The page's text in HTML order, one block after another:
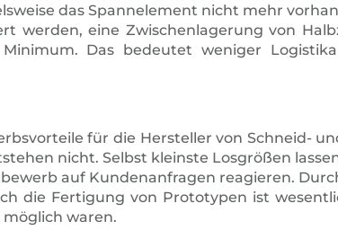
das Spann­element nicht mehr
werden, eine Zwischenlagerung von
Das bedeutet weniger
für die Hersteller von Schneid-
nicht. Selbst kleinste Losgrößen
auf Kunden­anfragen reagieren.
die Fertigung von Prototypen ist
waren.